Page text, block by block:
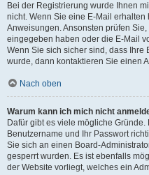
Bei der Registrierung wurde Ihnen
nicht. Wenn Sie eine E-Mail
Anweisungen. Ansonsten prüfen
eingegeben haben oder die E-Mail
Wenn Sie sich sicher sind, dass
wurde, dann kontaktieren Sie einen
Nach oben
Warum kann ich mich nicht
Dafür gibt es viele mögliche
Benutzername und Ihr Passwort
Sie sich an einen Board-
gesperrt wurden. Es ist ebenfalls
der Website vorliegt, welches ein